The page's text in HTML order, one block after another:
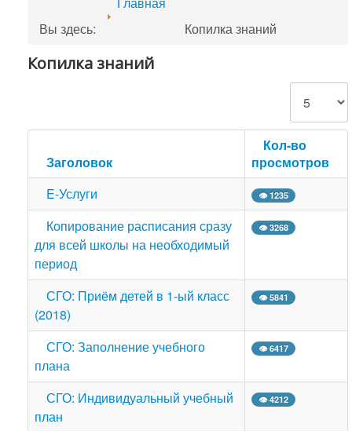
Вы здесь:
Копилка знаний
Копилка знаний
Кол-во
Заголовок
Кол-во
просмотров
E-Услуги
👁 1235
Копирование расписания сразу
для всей школы на необходимый
период
👁 3268
СГО: Приём детей в 1-ый класс
(2018)
👁 5841
СГО: Заполнение учебного
плана
👁 6417
СГО: Индивидуальный учебный
план
👁 4212